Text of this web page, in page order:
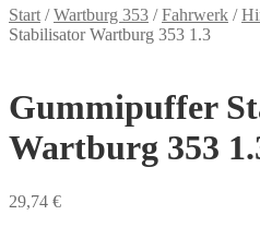
Start /Wartburg 353 /Fahrwerk /
Stabilisator Wartburg 353 1.3
Gummipuffer
Wartburg 353
29,74 €